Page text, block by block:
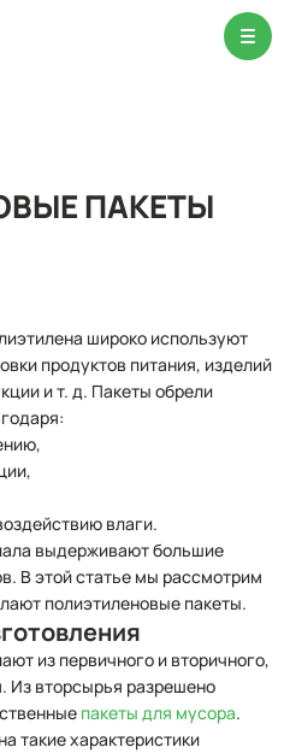
ПАКЕТЫ
широко используют
продуктов питания, изделий
и т. д. Пакеты обрели
влаги.
выдерживают большие
В этой статье мы рассмотрим
полиэтиленовые пакеты.
из первичного и вторичного,
Из вторсырья разрешено
пакеты для мусора.
такие характеристики